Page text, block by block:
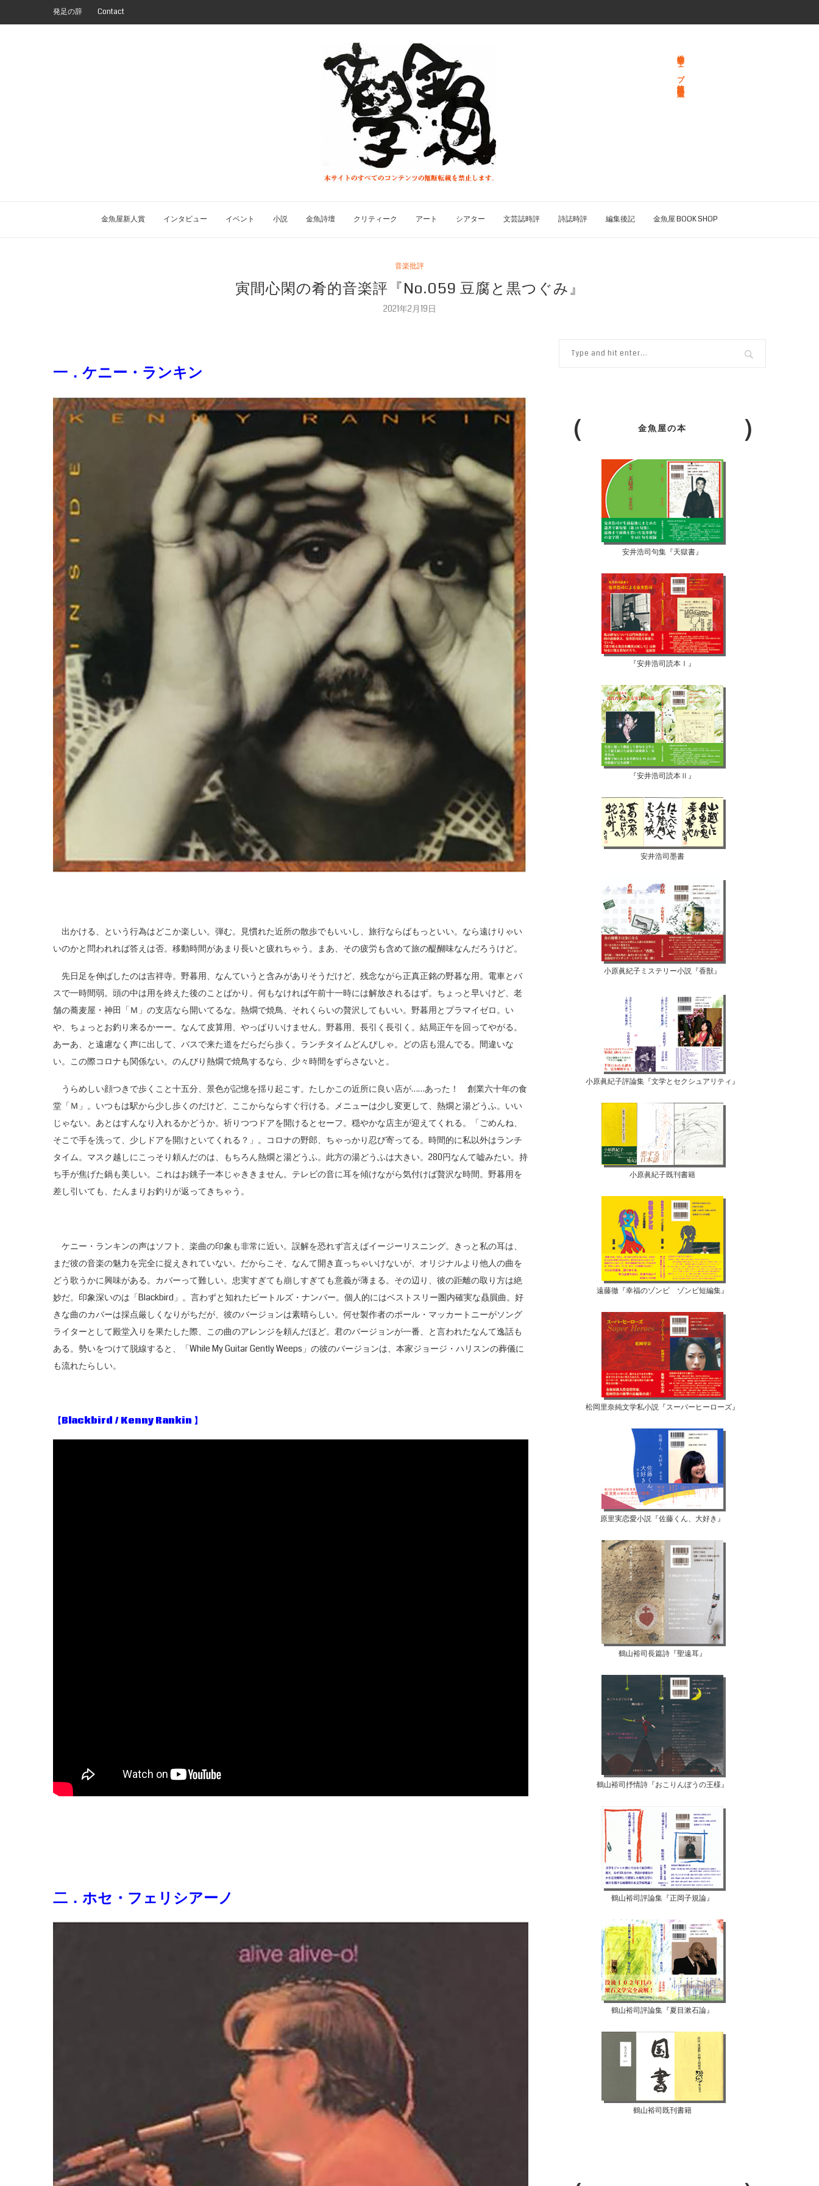
発足の辞 Contact
総合文学ウェブ情報誌 文学金魚
金魚屋新人賞 インタビュー イベント 小説 金魚詩壇 クリティーク アート シアター 文芸誌時評 詩誌時評 編集後記 金魚屋 BOOK SHOP
音楽批評
寅間心閑の肴的音楽評『No.059 豆腐と黒つぐみ』
2021年2月19日
一．ケニー・ランキン
出かける、という行為はどこか楽しい。弾む。見慣れた近所の散歩でもいいし、旅行ならばもっといい。なら遠けりゃい
いのかと問われれば答えは否。移動時間があまり長いと疲れちゃう。まあ、その疲労も含めて旅の醍醐味なんだろうけど。
先日足を伸ばしたのは吉祥寺。野暮用、なんていうと含みがありそうだけど、残念ながら正真正銘の野暮な用。電車とバ
スで一時間弱。頭の中は用を終えた後のことばかり。何もなければ午前十一時には解放されるはず。ちょっと早いけど、老
舗の蕎麦屋・神田「Ｍ」の支店なら開いてるな。熱燗で焼鳥、それくらいの贅沢してもいい。野暮用とプラマイゼロ。い
や、ちょっとお釣り来るかーー。なんて皮算用、やっぱりいけません。野暮用、長引く長引く。結局正午を回ってやがる。
あーあ、と遠慮なく声に出して、バスで来た道をだらだら歩く。ランチタイムどんぴしゃ。どの店も混んでる。間違いな
い。この際コロナも関係ない。のんびり熱燗で焼鳥するなら、少々時間をずらさないと。
うらめしい顔つきで歩くこと十五分、景色が記憶を揺り起こす。たしかこの近所に良い店が……あった！ 創業六十年の食
堂「Ｍ」。いつもは駅から少し歩くのだけど、ここからならすぐ行ける。メニューは少し変更して、熱燗と湯どうふ。いい
じゃない。あとはすんなり入れるかどうか。祈りつつドアを開けるとセーフ。穏やかな店主が迎えてくれる。「ごめんね、
そこで手を洗って、少しドアを開けといてくれる？」。コロナの野郎、ちゃっかり忍び寄ってる。時間的に私以外はランチ
タイム。マスク越しにこっそり頼んだのは、もちろん熱燗と湯どうふ。此方の湯どうふは大きい。280円なんて嘘みたい。持
ち手が焦げた鍋も美しい。これはお銚子一本じゃききません。テレビの音に耳を傾けながら気付けば贅沢な時間。野暮用を
差し引いても、たんまりお釣りが返ってきちゃう。
ケニー・ランキンの声はソフト、楽曲の印象も非常に近い。誤解を恐れず言えばイージーリスニング。きっと私の耳は、
まだ彼の音楽の魅力を完全に捉えきれていない。だからこそ、なんて開き直っちゃいけないが、オリジナルより他人の曲を
どう歌うかに興味がある。カバーって難しい。忠実すぎても崩しすぎても意義が薄まる。その辺り、彼の距離の取り方は絶
妙だ。印象深いのは「Blackbird」。言わずと知れたビートルズ・ナンバー。個人的にはベストスリー圏内確実な贔屓曲。好
きな曲のカバーは採点厳しくなりがちだが、彼のバージョンは素晴らしい。何せ製作者のポール・マッカートニーがソング
ライターとして殿堂入りを果たした際、この曲のアレンジを頼んだほど。君のバージョンが一番、と言われたなんて逸話も
ある。勢いをつけて脱線すると、「While My Guitar Gently Weeps」の彼のバージョンは、本家ジョージ・ハリスンの葬儀に
も流れたらしい。
【Blackbird / Kenny Rankin 】
二．ホセ・フェリシアーノ
金魚屋の本
安井浩司句集『天獄書』
『安井浩司読本Ⅰ』
『安井浩司読本Ⅱ』
安井浩司墨書
小原眞紀子ミステリー小説『香獣』
小原眞紀子評論集『文学とセクシュアリティ』
小原眞紀子既刊書籍
遠藤徹『幸福のゾンビ ゾンビ短編集』
松岡里奈純文学私小説『スーパーヒーローズ』
原里実恋愛小説『佐藤くん、大好き』
鶴山裕司長篇詩『聖遠耳』
鶴山裕司抒情詩『おこりんぼうの王様』
鶴山裕司評論集『正岡子規論』
鶴山裕司評論集『夏目漱石論』
鶴山裕司既刊書籍